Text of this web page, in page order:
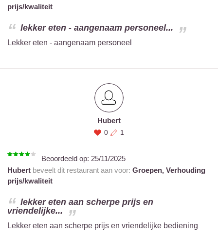
prijs/kwaliteit
lekker eten - aangenaam personeel...
Lekker eten - aangenaam personeel
Hubert
0 1
Beoordeeld op: 25/11/2025
Hubert beveelt dit restaurant aan voor: Groepen, Verhouding
prijs/kwaliteit
lekker eten aan scherpe prijs en
vriendelijke...
Lekker eten aan scherpe prijs en vriendelijke bediening